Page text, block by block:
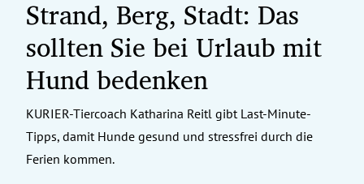
Untermenü
Untermenü
Untermenü
Untermenü
Untermenü
Strand, Berg, Stadt: Das
sollten Sie bei Urlaub mit
Hund bedenken
KURIER-Tiercoach Katharina Reitl gibt Last-Minute-
Tipps, damit Hunde gesund und stressfrei durch die
Ferien kommen.